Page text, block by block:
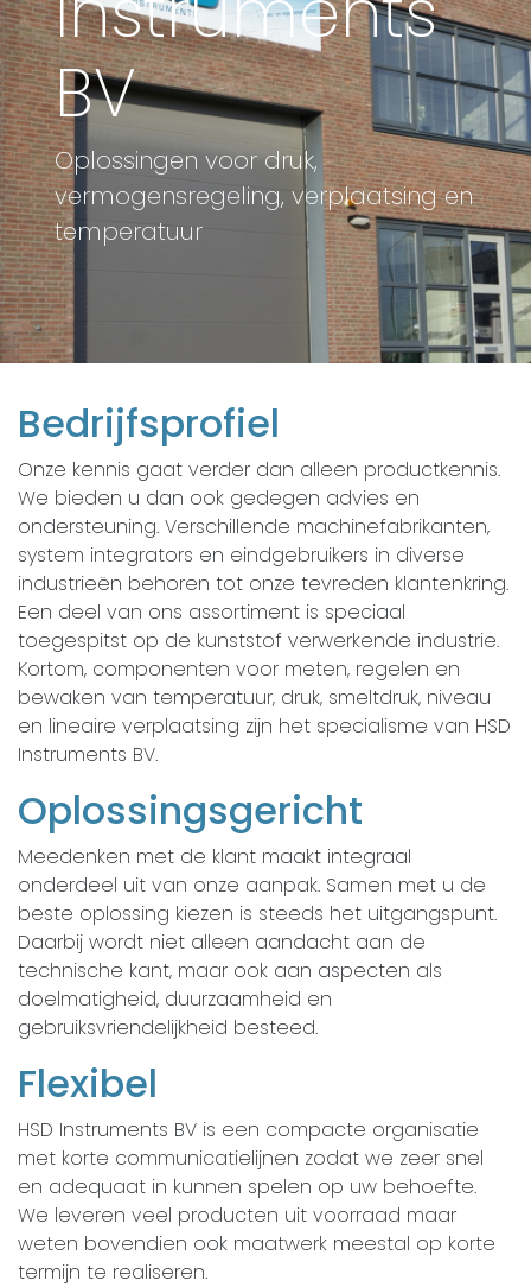
BV
Oplossingen voor druk,
vermogensregeling, verplaatsing en
temperatuur
Bedrijfsprofiel
Onze kennis gaat verder dan alleen productkennis.
We bieden u dan ook gedegen advies en
ondersteuning. Verschillende machinefabrikanten,
system integrators en eindgebruikers in diverse
industrieën behoren tot onze tevreden klantenkring.
Een deel van ons assortiment is speciaal
toegespitst op de kunststof verwerkende industrie.
Kortom, componenten voor meten, regelen en
bewaken van temperatuur, druk, smeltdruk, niveau
en lineaire verplaatsing zijn het specialisme van HSD
Instruments BV.
Oplossingsgericht
Meedenken met de klant maakt integraal
onderdeel uit van onze aanpak. Samen met u de
beste oplossing kiezen is steeds het uitgangspunt.
Daarbij wordt niet alleen aandacht aan de
technische kant, maar ook aan aspecten als
doelmatigheid, duurzaamheid en
gebruiksvriendelijkheid besteed.
Flexibel
HSD Instruments BV is een compacte organisatie
met korte communicatielijnen zodat we zeer snel
en adequaat in kunnen spelen op uw behoefte.
We leveren veel producten uit voorraad maar
weten bovendien ook maatwerk meestal op korte
termijn te realiseren.